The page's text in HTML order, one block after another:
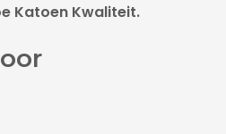
Katoen Kwaliteit.